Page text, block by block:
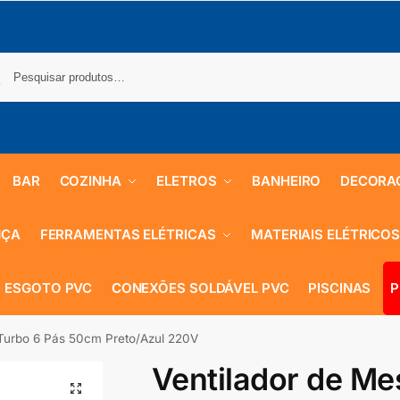
BAR COZINHA ELETROS BANHEIRO
FERRAMENTAS ELÉTRICAS MATERIAIS ELÉTRICOS
ESGOTO PVC CONEXÕES SOLDÁVEL PVC PISCINAS
6 Pás 50cm Preto/Azul 220V
Ventilador de